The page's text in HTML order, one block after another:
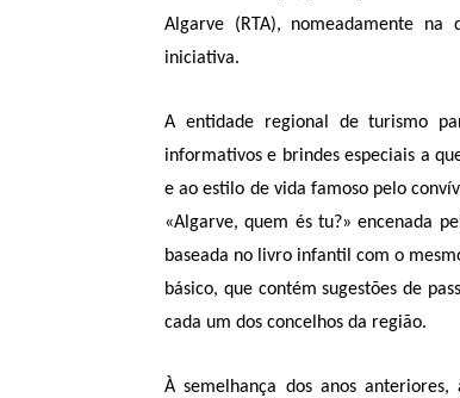
Algarve (RTA), nomeadamente
iniciativa.
A entidade regional de turismo
informativos e brindes especiais a
e ao estilo de vida famoso pelo
«Algarve, quem és tu?» encenada
baseada no livro infantil com o
básico, que contém sugestões de
cada um dos concelhos da região.
À semelhança dos anos